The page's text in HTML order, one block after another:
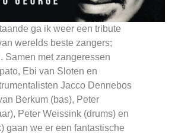
ga ik weer een tribute
werelds beste zangers;
Samen met zangeressen
Ebi van Sloten en
Jacco Dennebos
Berkum (bas), Peter
Peter Weissink (drums) en
gaan we er een fantastische